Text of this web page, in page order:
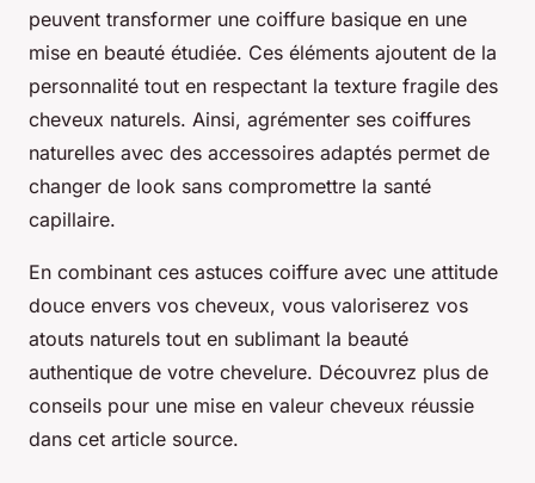
peuvent transformer une coiffure basique en une
mise en beauté étudiée. Ces éléments ajoutent de la
personnalité tout en respectant la texture fragile des
cheveux naturels. Ainsi, agrémenter ses coiffures
naturelles avec des accessoires adaptés permet de
changer de look sans compromettre la santé
capillaire.
En combinant ces astuces coiffure avec une attitude
douce envers vos cheveux, vous valoriserez vos
atouts naturels tout en sublimant la beauté
authentique de votre chevelure. Découvrez plus de
conseils pour une mise en valeur cheveux réussie
dans cet article source.